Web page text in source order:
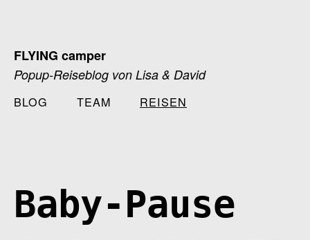
FLYING camper
Popup-Reiseblog von Lisa & David
BLOG TEAM REISEN
Baby-Pause